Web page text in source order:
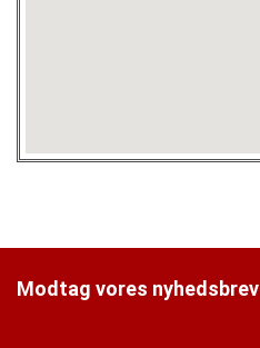
Modtag vores nyhedsbrev